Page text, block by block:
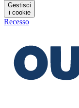
Gestisci
i cookie
Recesso